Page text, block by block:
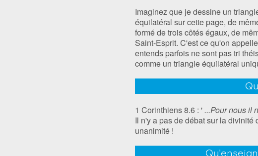
Imaginez que je dessine un
équilatéral sur cette page, de
formé de trois côtés égaux, de
Saint-Esprit. C'est ce qu'on
entends parfois ne sont pas tri
comme un triangle équilatéral
1 Corinthiens 8.6 : '...Pour nous il
Il n'y a pas de débat sur la
unanimité !